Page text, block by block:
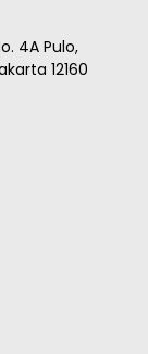
4A Pulo,
12160